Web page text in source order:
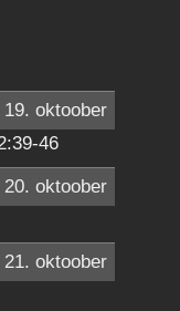
19. oktoober
46
20. oktoober
21. oktoober